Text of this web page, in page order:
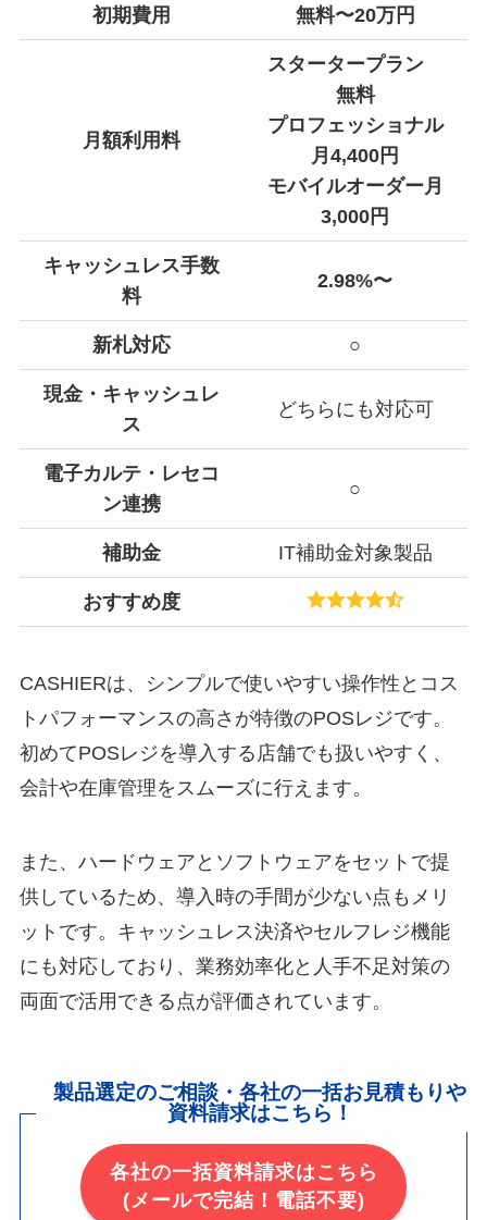
初期費用 無料〜20万円
月額利用料
スタータープラン
無料
プロフェッショナル
月4,400円
モバイルオーダー月
3,000円
キャッシュレス手数
料
2.98%〜
新札対応 ○
現金・キャッシュレ
ス
どちらにも対応可
電子カルテ・レセコ
ン連携
○
補助金 IT補助金対象製品
おすすめ度
CASHIERは、シンプルで使いやすい操作性とコス
トパフォーマンスの高さが特徴のPOSレジです。
初めてPOSレジを導入する店舗でも扱いやすく、
会計や在庫管理をスムーズに行えます。
また、ハードウェアとソフトウェアをセットで提
供しているため、導入時の手間が少ない点もメリ
ットです。キャッシュレス決済やセルフレジ機能
にも対応しており、業務効率化と人手不足対策の
両面で活用できる点が評価されています。
製品選定のご相談・各社の一括お見積もりや
資料請求はこちら！
各社の一括資料請求はこちら
(メールで完結！電話不要)